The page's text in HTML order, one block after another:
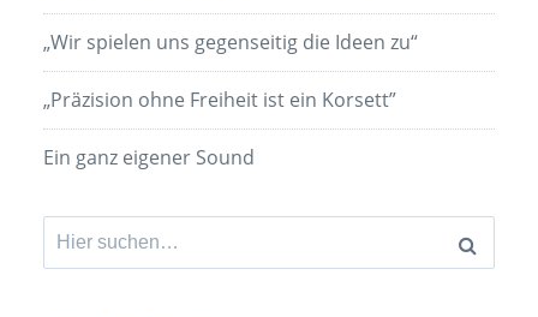
„Wir spielen uns gegenseitig die Ideen zu“
„Präzision ohne Freiheit ist ein Korsett”
Ein ganz eigener Sound
Suchen
nach: